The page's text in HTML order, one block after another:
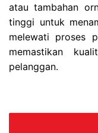
atau tambahan
tinggi untuk
melewati proses
memastikan
pelanggan.